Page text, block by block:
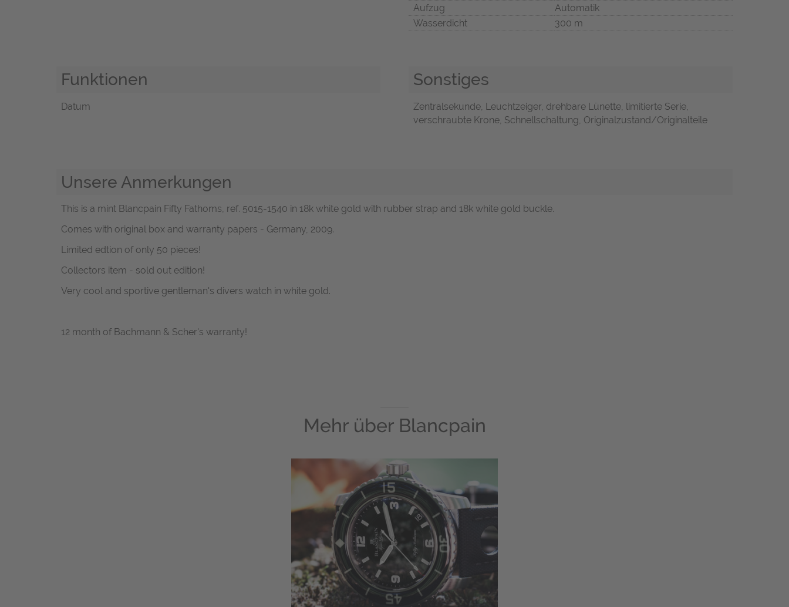
Aufzug
Automatik
Wasserdicht
300 m
Funktionen
Datum
Sonstiges
Zentralsekunde, Leuchtzeiger, drehbare Lünette, limitierte Serie,
verschraubte Krone, Schnellschaltung, Originalzustand/Originalteile
Unsere Anmerkungen
This is a mint Blancpain Fifty Fathoms, ref. 5015-1540 in 18k white gold with rubber strap and 18k white gold buckle.
Comes with original box and warranty papers - Germany, 2009.
Limited edtion of only 50 pieces!
Collectors item - sold out edition!
Very cool and sportive gentleman's divers watch in white gold.
12 month of Bachmann & Scher's warranty!
Mehr über Blancpain